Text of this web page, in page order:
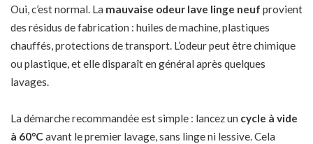
Oui, c’est normal. La mauvaise odeur lave linge neuf provient
des résidus de fabrication : huiles de machine, plastiques
chauffés, protections de transport. L’odeur peut être chimique
ou plastique, et elle disparaît en général après quelques
lavages.
La démarche recommandée est simple : lancez un cycle à vide
à 60°C avant le premier lavage, sans linge ni lessive. Cela